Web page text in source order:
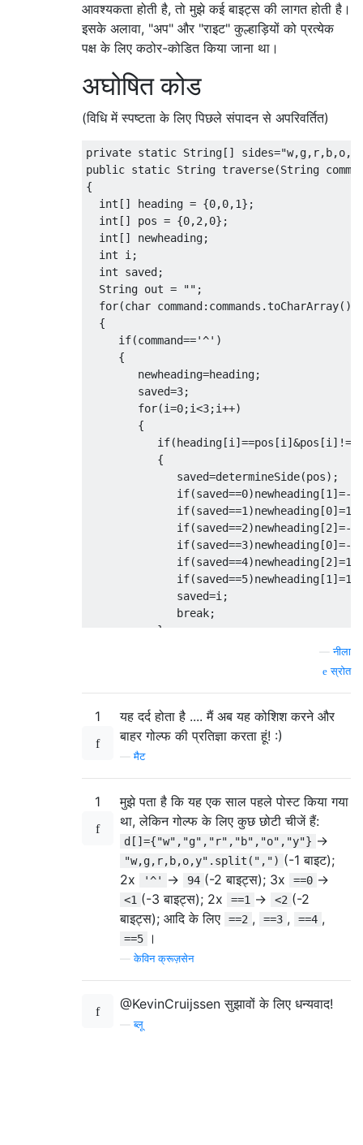
आवश्यकता होती है, तो मुझे कई बाइट्स की लागत होती है।
इसके अलावा, "अप" और "राइट" कुल्हाड़ियों को प्रत्येक
पक्ष के लिए कठोर-कोडित किया जाना था।
अघोषित कोड
(विधि में स्पष्टता के लिए पिछले संपादन से अपरिवर्तित)
private static String[]
public static String traverse(String
{
  int[] heading = {0,0,1};
  int[] pos = {0,2,0};
  int[] newheading;
  int i;
  int saved;
  String out = "";
  for(char command:commands.toCharArray())
  {
     if(command=='^')
     {
        newheading=heading;
        saved=3;
        for(i=0;i<3;i++)
        {
           {
              saved=determineSide(pos);
if(saved==0)newheading[1]=-
              if(saved==1)newheading[0]=1;
if(saved==2)newheading[2]=-
if(saved==3)newheading[0]=-
              if(saved==4)newheading[2]=1;
              if(saved==5)newheading[1]=1;
              saved=i;
              break;
           }
           pos[i++]+=c;
        }
        if(saved<3)heading[saved]=0;
     if(command=='>')
     {
        saved=heading[newheading[0]];
        if(saved==0)
        {
           heading[newheading[1]]=0;
        }
        else
           heading[newheading[0]]=0;
        }
—नीला
स्रोत
1
यह दर्द होता है .... मैं अब यह कोशिश करने और
बाहर गोल्फ की प्रतिज्ञा करता हूं! :)
—मैट
1
मुझे पता है कि यह एक साल पहले पोस्ट किया गया
था, लेकिन गोल्फ के लिए कुछ छोटी चीजें हैं:
d[]={"w","g","r","b","o","y"} ->
"w,g,r,b,o,y".split(",") (-1 बाइट);
2x
'^' -> 94 (-2 बाइट्स); 3x ==0 ->
<1 (-3 बाइट्स); 2x ==1 -> <2 (-2
बाइट्स); आदि के लिए
==2 , ==3 , ==4 ,
==5 ।
—केविन क्रूज़सेन
@KevinCruijssen सुझावों के लिए धन्यवाद!
—ब्लू